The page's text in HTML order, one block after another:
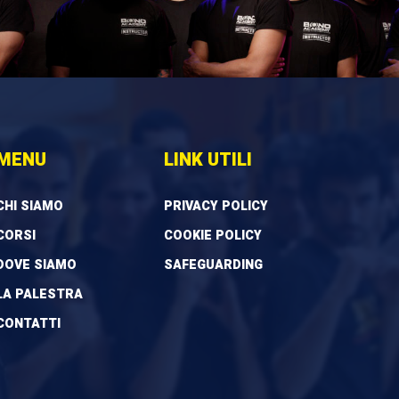
SIAMO
SIAMO
PALESTRA
LINK UTILI
PRIVACY POLICY
COOKIE POLICY
SAFEGUARDING